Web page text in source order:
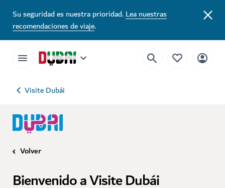
Su seguridad es nuestra prioridad.Lea nuestras
recomendaciones de viaje.
Visite Dubái
Volver
Bienvenido a Visite Dubái